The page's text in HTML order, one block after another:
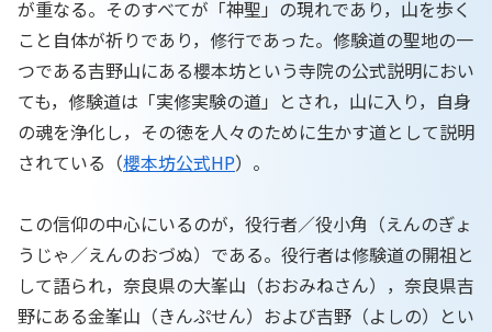
が重なる。そのすべてが「神聖」の現れであり，山を歩く
こと自体が祈りであり，修行であった。修験道の聖地の一
つである吉野山にある櫻本坊という寺院の公式説明におい
ても，修験道は「実修実験の道」とされ，山に入り，自身
の魂を浄化し，その徳を人々のために生かす道として説明
されている（櫻本坊公式HP）。
この信仰の中心にいるのが，役行者／役小角（えんのぎょ
うじゃ／えんのおづぬ）である。役行者は修験道の開祖と
して語られ，奈良県の大峯山（おおみねさん），奈良県吉
野にある金峯山（きんぷせん）および吉野（よしの）とい